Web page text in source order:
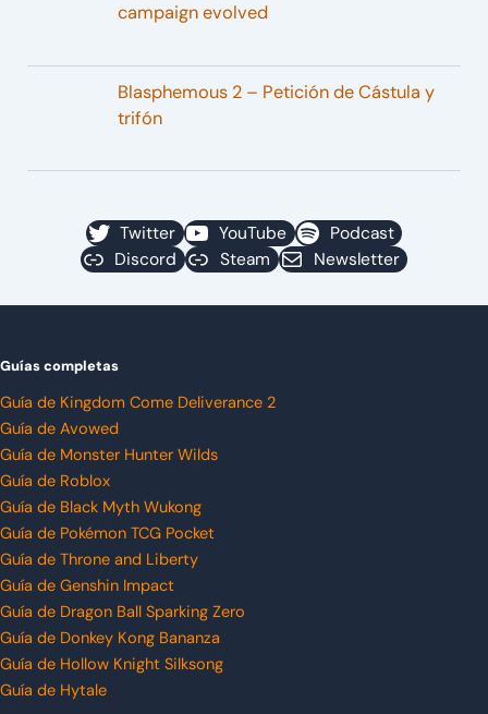
campaign evolved
Blasphemous 2 – Petición de Cástula y
trifón
Twitter YouTube
Podcast
Discord
Steam Newsletter
Guías completas
Guía de Kingdom Come Deliverance 2
Guía de Avowed
Guía de Monster Hunter Wilds
Guía de Roblox
Guía de Black Myth Wukong
Guía de Pokémon TCG Pocket
Guía de Throne and Liberty
Guía de Genshin Impact
Guía de Dragon Ball Sparking Zero
Guía de Donkey Kong Bananza
Guía de Hollow Knight Silksong
Guía de Hytale